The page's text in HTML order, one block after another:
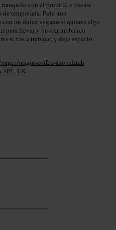
tranquilo con el portátil, o pásate
de temporada. Pide una
un dulce vegano si quieres algo
para llevar y buscar un banco
si vas a trabajar, y deja espacio
origin-coffee-shoreditch
3PE, UK